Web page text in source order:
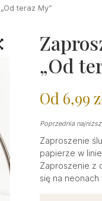
teraz My”
„Od
Od 6,99
Poprzednia
Zaproszenie
papierze w
Zaproszenie z
się na neonach